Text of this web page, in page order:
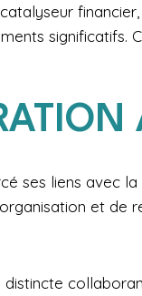
significatifs.
ses liens avec
et de
distincte